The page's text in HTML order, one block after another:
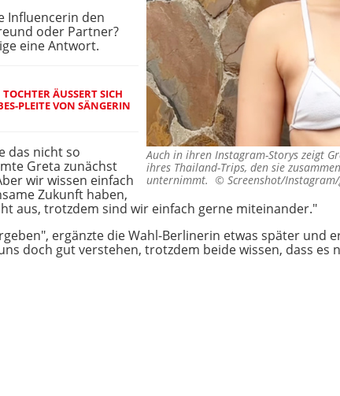
Auch in ihren Instagram-Storys zeigt
ihres Thailand-Trips, den sie
unternimmt. © Screenshot/Instagram/
Influencerin den
oder Partner?
eine Antwort.
ÄUSSERT SICH Z
PLEITE VON SÄNGERIN M
das nicht so
Greta zunächst
wir wissen einfach
Zukunft haben,
aus, trotzdem sind wir einfach gerne miteinander."
ergänzte die Wahl-Berlinerin etwas später und
doch gut verstehen, trotzdem beide wissen, dass es